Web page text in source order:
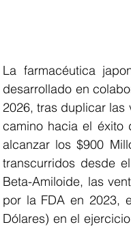
La farmacéutica
desarrollado en
2026, tras duplicar las
camino hacia el éxito
alcanzar los $900
transcurridos desde
Beta-Amiloide, las
por la FDA en 2023,
Dólares) en el